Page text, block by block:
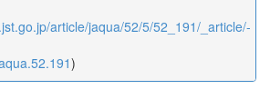
article/jaqua/52/5/52_191/_article/-
)